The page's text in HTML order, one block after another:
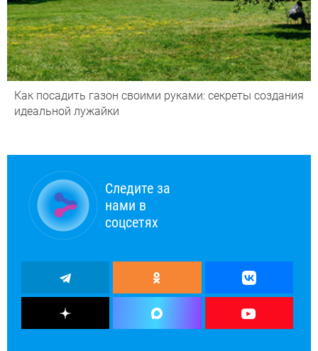
Как посадить газон своими руками: секреты создания
идеальной лужайки
Следите за
нами в
соцсетях